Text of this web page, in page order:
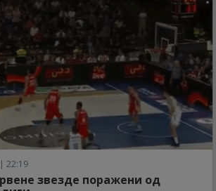
22:19
звезде поражени од